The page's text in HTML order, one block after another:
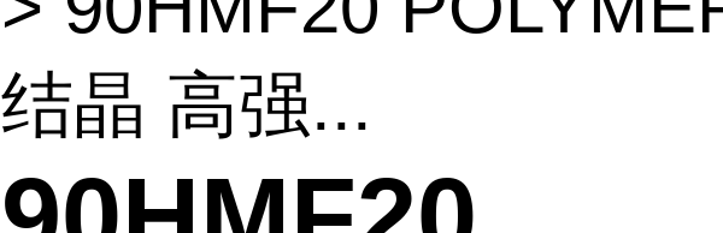
结晶 高强...